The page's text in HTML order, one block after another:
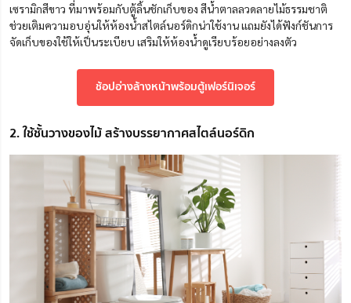
เซรามิกสีขาว ที่มาพร้อมกับตู้ลิ้นชักเก็บของ สีน้ำตาลลวดลายไม้ธรรมชาติ
ช่วยเติมความอบอุ่นให้ห้องน้ำสไตล์นอร์ดิกน่าใช้งาน แถมยังได้ฟังก์ชันการ
จัดเก็บของใช้ให้เป็นระเบียบ เสริมให้ห้องน้ำดูเรียบร้อยอย่างลงตัว
ช้อปอ่างล้างหน้าพร้อมตู้เฟอร์นิเจอร์
2. ใช้ชั้นวางของไม้ สร้างบรรยากาศสไตล์นอร์ดิก